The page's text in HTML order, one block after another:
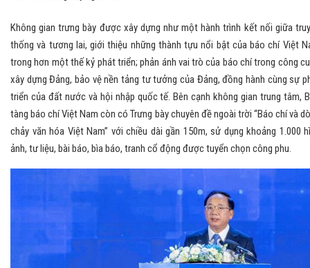
Không gian trưng bày được xây dựng như một hành trình kết nối giữa
thống và tương lai, giới thiệu những thành tựu nổi bật của báo chí Việt
trong hơn một thế kỷ phát triển; phản ánh vai trò của báo chí trong công
xây dựng Đảng, bảo vệ nền tảng tư tưởng của Đảng, đồng hành cùng sự
triển của đất nước và hội nhập quốc tế. Bên cạnh không gian trung tâm,
tàng báo chí Việt Nam còn có Trưng bày chuyên đề ngoài trời “Báo chí và
chảy văn hóa Việt Nam” với chiều dài gần 150m, sử dụng khoảng 1.000
ảnh, tư liệu, bài báo, bìa báo, tranh cổ động được tuyển chọn công phu.